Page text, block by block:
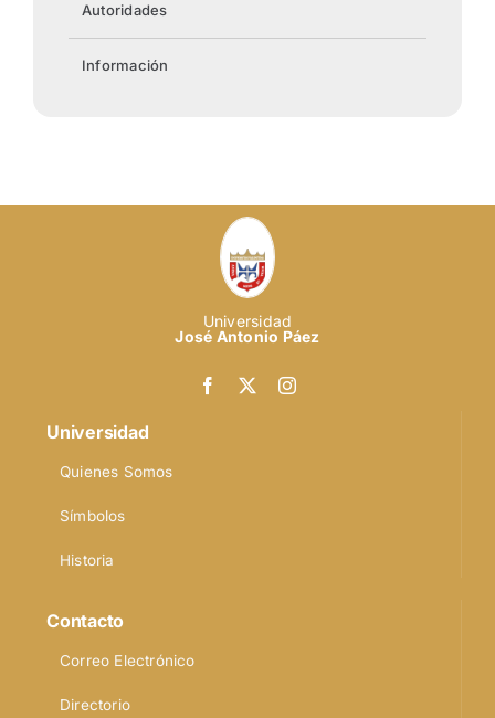
Autoridades
Información
Universidad
José Antonio Páez
Universidad
Quienes Somos
Símbolos
Historia
Contacto
Correo Electrónico
Directorio